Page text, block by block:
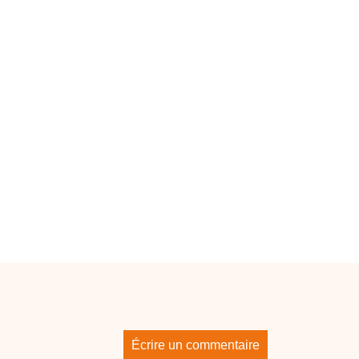
Écrire un commentaire